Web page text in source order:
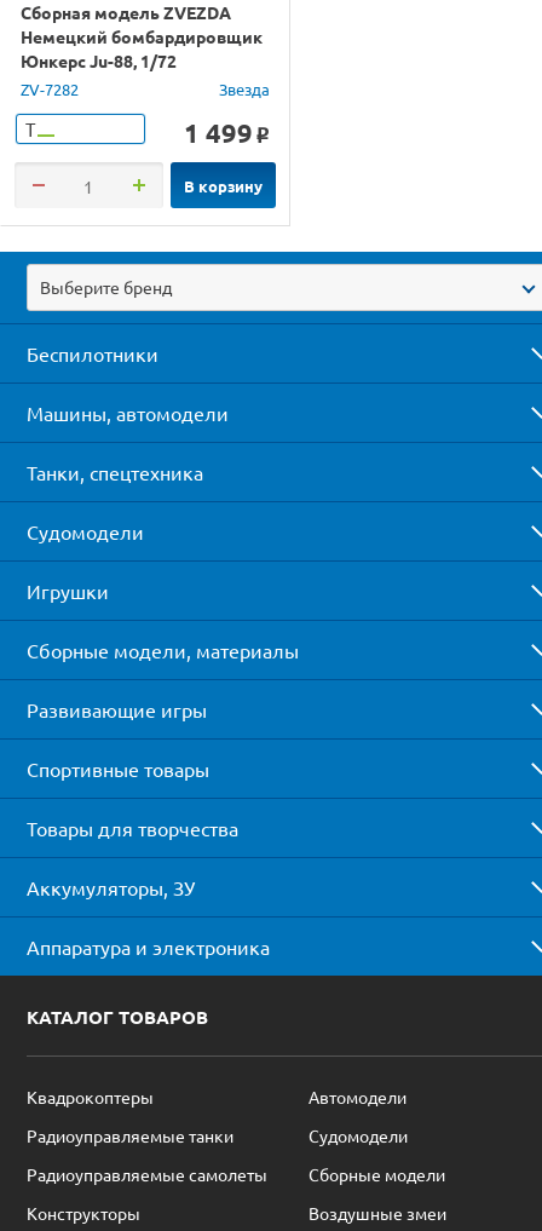
Сборная модель ZVEZDA
Немецкий бомбардировщик
Юнкерс Ju-88, 1/72
ZV-7282 Звезда
Т 1 499 o
В корзину
Выберите бренд
Беспилотники
Машины, автомодели
Танки, спецтехника
Судомодели
Игрушки
Сборные модели, материалы
Развивающие игры
Спортивные товары
Товары для творчества
Аккумуляторы, ЗУ
Аппаратура и электроника
КАТАЛОГ ТОВАРОВ
Квадрокоптеры
Автомодели
Радиоуправляемые танки
Судомодели
Радиоуправляемые самолеты
Сборные модели
Конструкторы
Воздушные змеи